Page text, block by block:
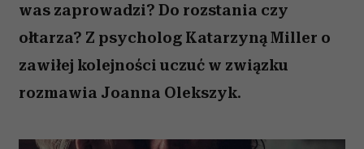
was zaprowadzi? Do rozstania czy
ołtarza? Z psycholog Katarzyną Miller o
zawiłej kolejności uczuć w związku
rozmawia Joanna Olekszyk.